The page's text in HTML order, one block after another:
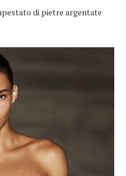
di pietre argentate